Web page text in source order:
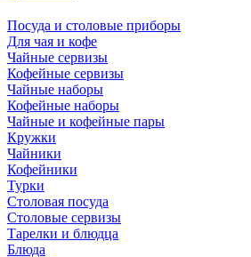
Посуда и столовые приборы
Для чая и кофе
Чайные сервизы
Кофейные сервизы
Чайные наборы
Кофейные наборы
Чайные и кофейные пары
Кружки
Чайники
Кофейники
Турки
Столовая посуда
Столовые сервизы
Тарелки и блюдца
Блюда